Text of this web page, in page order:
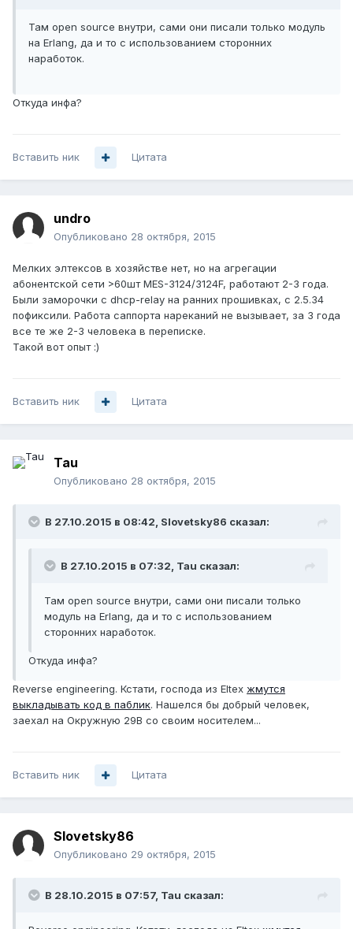
Там open source внутри, сами они писали только модуль
на Erlang, да и то с использованием сторонних
наработок.
Откуда инфа?
Вставить ник Цитата
undro
Опубликовано 28 октября, 2015
Мелких элтексов в хозяйстве нет, но на агрегации
абонентской сети >60шт MES-3124/3124F, работают 2-3 года.
Были заморочки с dhcp-relay на ранних прошивках, с 2.5.34
пофиксили. Работа саппорта нареканий не вызывает, за 3 года
все те же 2-3 человека в переписке.
Такой вот опыт :)
Вставить ник Цитата
Tau
Опубликовано 28 октября, 2015
В 27.10.2015 в 08:42, Slovetsky86 сказал:
В 27.10.2015 в 07:32, Tau сказал:
Там open source внутри, сами они писали только
модуль на Erlang, да и то с использованием
сторонних наработок.
Откуда инфа?
Reverse engineering. Кстати, господа из Eltex жмутся
выкладывать код в паблик. Нашелся бы добрый человек,
заехал на Окружную 29В со своим носителем...
Вставить ник Цитата
Slovetsky86
Опубликовано 29 октября, 2015
В 28.10.2015 в 07:57, Tau сказал: